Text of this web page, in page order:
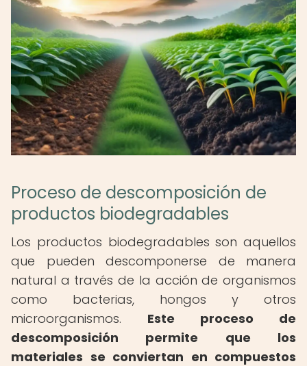
Proceso de descomposición de
productos biodegradables
Los productos biodegradables son aquellos
que pueden descomponerse de manera
natural a través de la acción de organismos
como bacterias, hongos y otros
microorganismos. Este proceso de
descomposición permite que los
materiales se conviertan en compuestos